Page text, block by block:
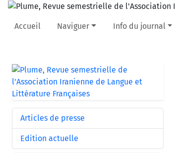
Accueil Naviguer Info du journal
Articles de presse
Edition actuelle